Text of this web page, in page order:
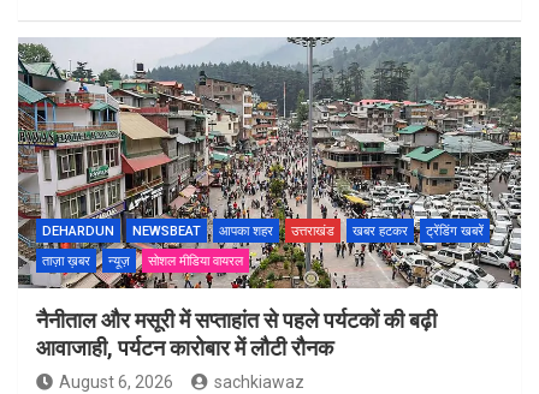
DEHARDUN NEWSBEAT आपका शहर उत्तराखंड खबर हटकर
ट्रेंडिंग खबरें
ताज़ा ख़बर
न्यूज़ सोशल मीडिया वायरल
नैनीताल और मसूरी में सप्ताहांत से पहले पर्यटकों की बढ़ी
आवाजाही, पर्यटन कारोबार में लौटी रौनक
August 6, 2026 sachkiawaz